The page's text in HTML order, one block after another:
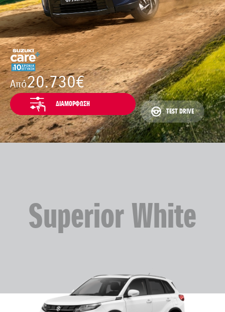
Από20.730€
ΔΙΑΜΟΡΦΩΣΗ
TEST DRIVE
Superior White